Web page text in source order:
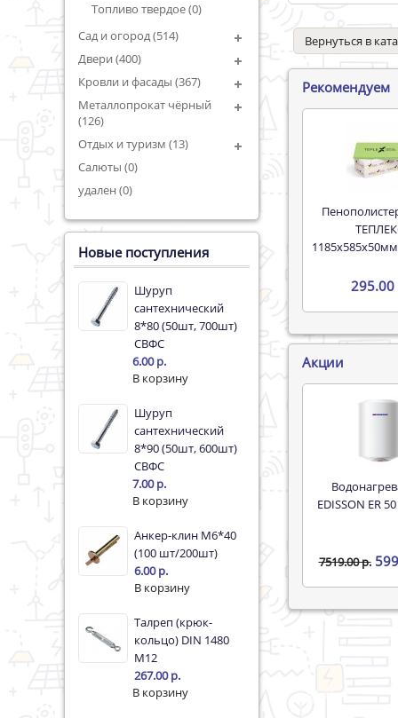
Топливо твердое (0)
Сад и огород (514)
Двери (400)
Кровли и фасады (367)
Металлопрокат чёрный
(126)
Отдых и туризм (13)
Салюты (0)
удален (0)
Новые поступления
Шуруп
сантехнический
8*80 (50шт, 700шт)
СВФС
6.00 р.
Шуруп
сантехнический
8*90 (50шт, 600шт)
СВФС
7.00 р.
Анкер-клин М6*40
(100 шт/200шт)
6.00 р.
Талреп (крюк-
кольцо) DIN 1480
М12
267.00 р.
Вернуться в
Рекомендуем
Пенополистерол XPS
295.00
Акции
Водонагреватель
EDISSON ER
7519.00 р.